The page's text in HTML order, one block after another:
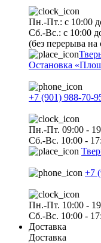
Пн.-Пт.: с 10:00
Сб.-Вс.: с 10:00
(без перерыва на
Остановка
+7 (901) 988-70-
Пн.-Пт. 09:00 -
Сб.-Вс. 10:00 -
+7
Пн.-Пт. 10:00 -
Сб.-Вс. 10:00 -
Доставка
Доставка